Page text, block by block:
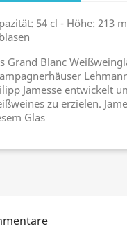
54 cl - Höhe: 213
Grand Blanc
Jamesse entwickelt
zu erzielen.
Glas